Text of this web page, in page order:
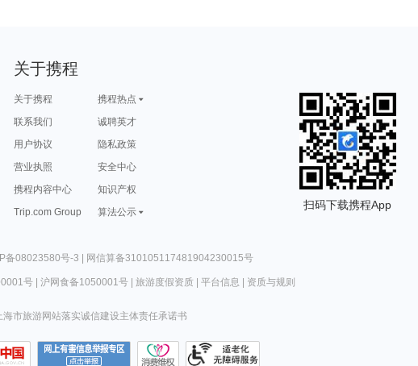
关于携程
关于携程
携程热点
联系我们
诚聘英才
用户协议
隐私政策
营业执照
安全中心
携程内容中心
知识产权
Trip.com Group
算法公示
扫码下载携程App
备08023580号-3 | 网信算备310105117481904230015号
号| 沪网食备1050001号| 旅游度假资质| 平台信息 资质与规则
海市旅游网站落实诚信建设主体责任承诺书